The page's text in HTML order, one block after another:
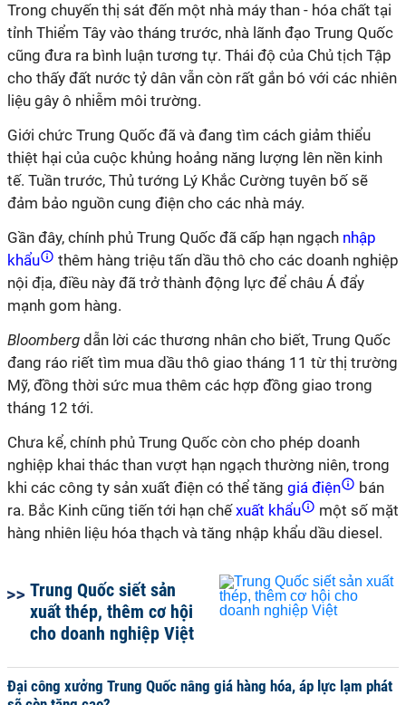
Trong chuyến thị sát đến một nhà máy than - hóa chất tại
tỉnh Thiểm Tây vào tháng trước, nhà lãnh đạo Trung Quốc
cũng đưa ra bình luận tương tự. Thái độ của Chủ tịch Tập
cho thấy đất nước tỷ dân vẫn còn rất gắn bó với các nhiên
liệu gây ô nhiễm môi trường.
Giới chức Trung Quốc đã và đang tìm cách giảm thiểu
thiệt hại của cuộc khủng hoảng năng lượng lên nền kinh
tế. Tuần trước, Thủ tướng Lý Khắc Cường tuyên bố sẽ
đảm bảo nguồn cung điện cho các nhà máy.
Gần đây, chính phủ Trung Quốc đã cấp hạn ngạch nhập
khẩu
thêm hàng triệu tấn dầu thô cho các doanh nghiệp
nội địa, điều này đã trở thành động lực để châu Á đẩy
mạnh gom hàng.
Bloomberg dẫn lời các thương nhân cho biết, Trung Quốc
đang ráo riết tìm mua dầu thô giao tháng 11 từ thị trường
Mỹ, đồng thời sức mua thêm các hợp đồng giao trong
tháng 12 tới.
Chưa kể, chính phủ Trung Quốc còn cho phép doanh
nghiệp khai thác than vượt hạn ngạch thường niên, trong
khi các công ty sản xuất điện có thể tăng giá điện
bán
ra. Bắc Kinh cũng tiến tới hạn chếxuất khẩu
một số mặt
hàng nhiên liệu hóa thạch và tăng nhập khẩu dầu diesel.
Trung Quốc siết sản
xuất thép, thêm cơ hội
cho doanh nghiệp Việt
Đại công xưởng Trung Quốc nâng giá hàng hóa, áp lực lạm phát